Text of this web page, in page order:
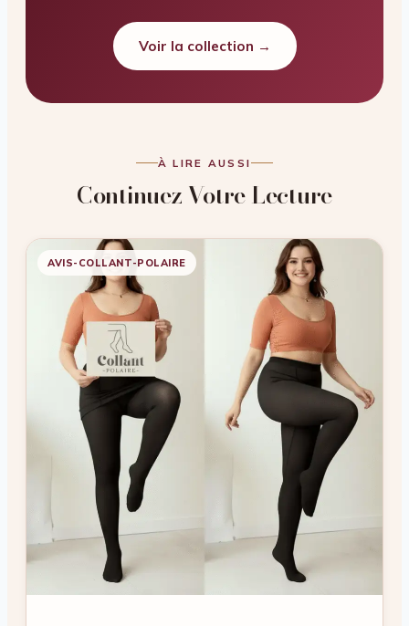
Voir la collection →
À LIRE AUSSI
Continuez Votre Lecture
AVIS-COLLANT-POLAIRE